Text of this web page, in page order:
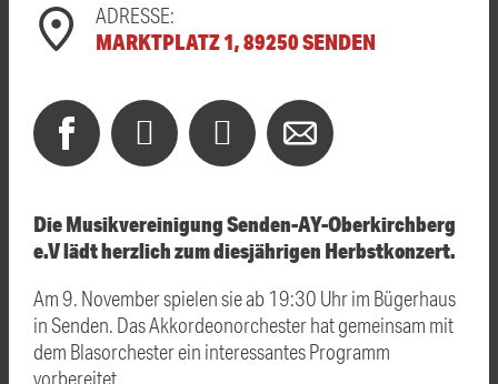
ADRESSE:
MARKTPLATZ 1, 89250 SENDEN
Die Musikvereinigung Senden-AY-Oberkirchberg
e.V lädt herzlich zum diesjährigen Herbstkonzert.
Am 9. November spielen sie ab 19:30 Uhr im Bügerhaus
in Senden. Das Akkordeonorchester hat gemeinsam mit
dem Blasorchester ein interessantes Programm
vorbereitet.